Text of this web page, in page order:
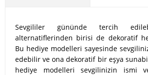
Sevgililer gününde tercih
alternatiflerinden birisi de dekoratif
Bu hediye modelleri sayesinde
edebilir ve ona dekoratif bir eşya
hediye modelleri sevgilinizin ismi